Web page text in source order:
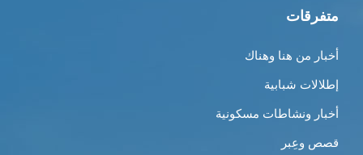
متفرقات
أخبار من هنا وهناك
إطلالات شبابية
أخبار ونشاطات مسكونية
قصص وعِبر